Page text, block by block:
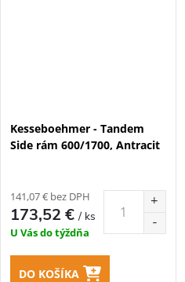
Kesseboehmer - Tandem
Side rám 600/1700, Antracit
141,07 € bez DPH
173,52 €/ ks
U Vás do týždňa
DO KOŠÍKA